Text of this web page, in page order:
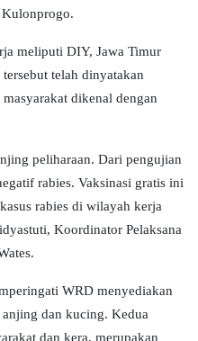
Kulonprogo.
meliputi DIY, Jawa Timur
telah dinyatakan
dikenal dengan
peliharaan. Dari pengujian
rabies. Vaksinasi gratis ini
rabies di wilayah kerja
Koordinator Pelaksana
WRD menyediakan
dan kucing. Kedua
dan kera, merupakan